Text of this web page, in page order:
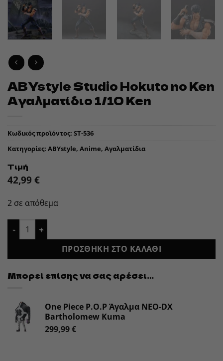
ABYstyle Studio Hokuto no Ken
Αγαλματίδιο 1/10 Ken
Κωδικός προϊόντος: ST-536
Κατηγορίες: ABYstyle, Anime, Αγαλματίδια
Τιμή
42,99 €
2 σε απόθεμα
ABYstyle Studio Hokuto no Ken Αγαλματίδιο 1/10 Ken
ΠΡΟΣΘΉΚΗ ΣΤΟ ΚΑΛΆΘΙ
Μπορεί επίσης να σας αρέσει…
One Piece P.O.P Άγαλμα NEO-DX
Bartholomew Kuma
299,99€